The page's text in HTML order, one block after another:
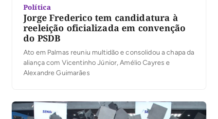
Política
Jorge Frederico tem candidatura à
reeleição oficializada em convenção
do PSDB
Ato em Palmas reuniu multidão e consolidou a chapa da
aliança com Vicentinho Júnior, Amélio Cayres e
Alexandre Guimarães